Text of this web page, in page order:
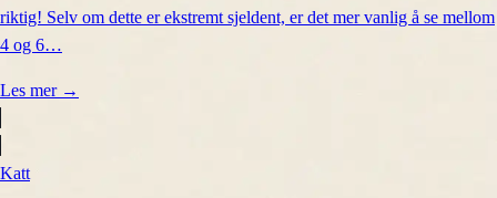
riktig! Selv om dette er ekstremt sjeldent, er det mer vanlig å se mellom
4 og 6…
Les mer →
Katt